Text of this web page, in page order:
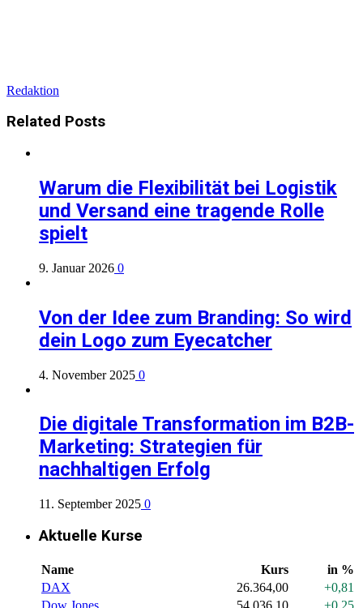
Redaktion
Related Posts
Warum die Flexibilität bei Logistik
und Versand eine tragende Rolle
spielt
9. Januar 2026 0
Von der Idee zum Branding: So wird
dein Logo zum Eyecatcher
4. November 2025 0
Die digitale Transformation im B2B-
Marketing: Strategien für
nachhaltigen Erfolg
11. September 2025 0
Aktuelle Kurse
Name Kurs
in %
DAX
26.364,00
+0,81
Dow Jones
54.036,10
+0,25